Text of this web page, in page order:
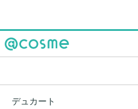
デュカート